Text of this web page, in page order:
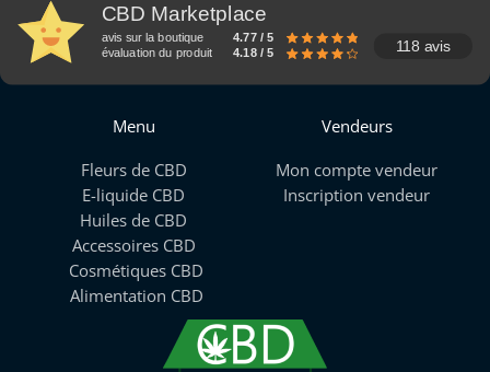
CBD Marketplace
avis sur la boutique
4.77 / 5
évaluation du produit
4.18 / 5 118 avis
Menu
Fleurs de CBD
E-liquide CBD
Huiles de CBD
Accessoires CBD
Cosmétiques CBD
Alimentation CBD
Vendeurs
Mon compte vendeur
Inscription vendeur